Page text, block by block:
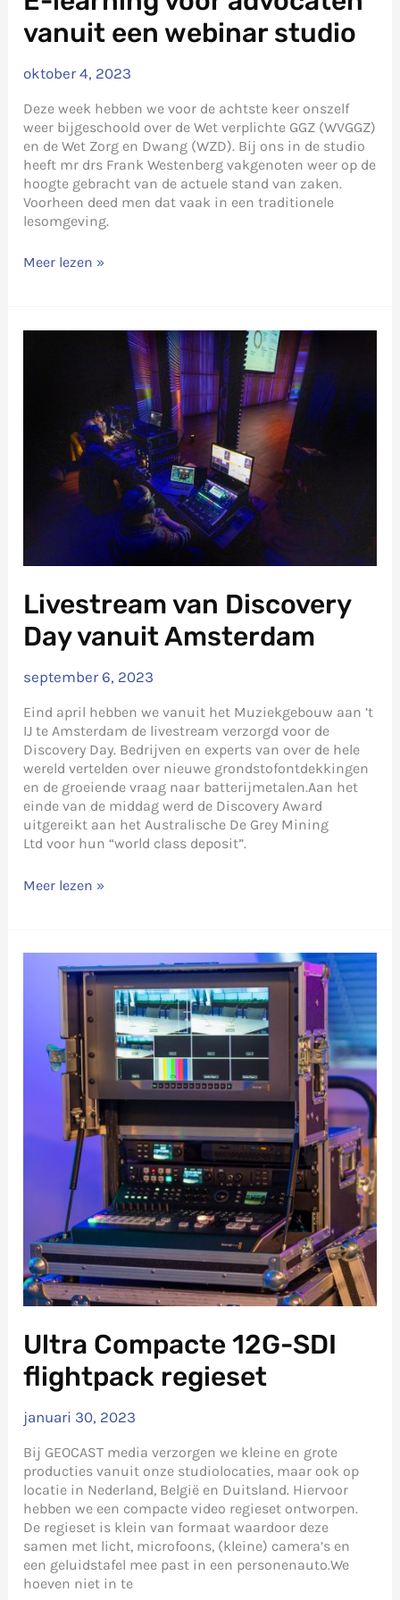
vanuit een webinar studio
oktober 4, 2023
Deze week hebben we voor de achtste keer onszelf
weer bijgeschoold over de Wet verplichte GGZ (WVGGZ)
en de Wet Zorg en Dwang (WZD). Bij ons in de studio
heeft mr drs Frank Westenberg vakgenoten weer op de
hoogte gebracht van de actuele stand van zaken.
Voorheen deed men dat vaak in een traditionele
lesomgeving.
E-
Meer lezen »
Livestream van Discovery
Day vanuit Amsterdam
september 6, 2023
Eind april hebben we vanuit het Muziekgebouw aan ’t
IJ te Amsterdam de livestream verzorgd voor de
Discovery Day. Bedrijven en experts van over de hele
wereld vertelden over nieuwe grondstofontdekkingen
en de groeiende vraag naar batterijmetalen.Aan het
einde van de middag werd de Discovery Award
uitgereikt aan het Australische De Grey Mining
Ltd voor hun “world class deposit”.
Livestream
Amsterdam
Meer lezen »
Ultra Compacte 12G-SDI
flightpack regieset
januari 30, 2023
Bij GEOCAST media verzorgen we kleine en grote
producties vanuit onze studiolocaties, maar ook op
locatie in Nederland, België en Duitsland. Hiervoor
hebben we een compacte video regieset ontworpen.
De regieset is klein van formaat waardoor deze
samen met licht, microfoons, (kleine) camera’s en
een geluidstafel mee past in een personenauto.We
hoeven niet in te